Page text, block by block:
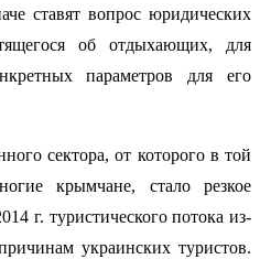
ставят вопрос юридических
об отдыхающих, для
параметров для его
сектора, от которого в той
крымчане, стало резкое
г. туристического потока из-
украинских туристов.